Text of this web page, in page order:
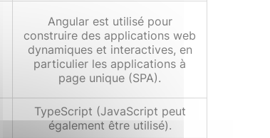
Angular est utilisé pour
construire des applications web
dynamiques et interactives, en
particulier les applications à
page unique (SPA).
TypeScript (JavaScript peut
également être utilisé).